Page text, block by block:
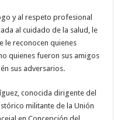
y al respeto profesional
al cuidado de la salud, le
le reconocen quienes
quienes fueron sus amigos
sus adversarios.
conocida dirigente del
militante de la Unión